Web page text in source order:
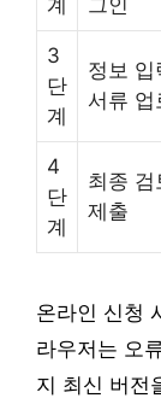
3
단
계
정보 입
서류 업
4
단
계
최종 검
제출
온라인 신청
라우저는 오
지 최신 버전